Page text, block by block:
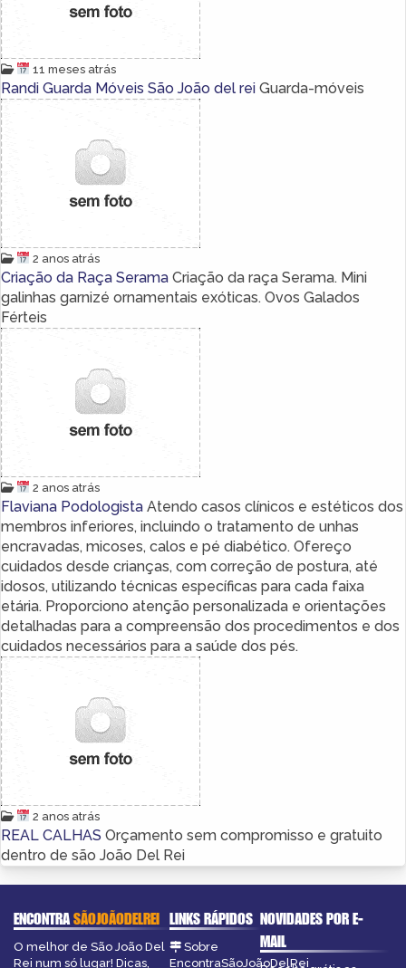
11 meses atrás
Randi Guarda Móveis São João del rei Guarda-móveis
2 anos atrás
Criação da Raça Serama Criação da raça Serama. Mini
galinhas garnizé ornamentais exóticas. Ovos Galados
Férteis
2 anos atrás
Flaviana Podologista Atendo casos clínicos e estéticos dos
membros inferiores, incluindo o tratamento de unhas
encravadas, micoses, calos e pé diabético. Ofereço
cuidados desde crianças, com correção de postura, até
idosos, utilizando técnicas específicas para cada faixa
etária. Proporciono atenção personalizada e orientações
detalhadas para a compreensão dos procedimentos e dos
cuidados necessários para a saúde dos pés.
2 anos atrás
REAL CALHAS Orçamento sem compromisso e gratuito
dentro de são João Del Rei
ENCONTRASÃOJOÃODELREI
O melhor de São João Del
Rei num só lugar! Dicas,
LINKS RÁPIDOS
Sobre
EncontraSãoJoãoDelRei
NOVIDADES POR E-
MAIL